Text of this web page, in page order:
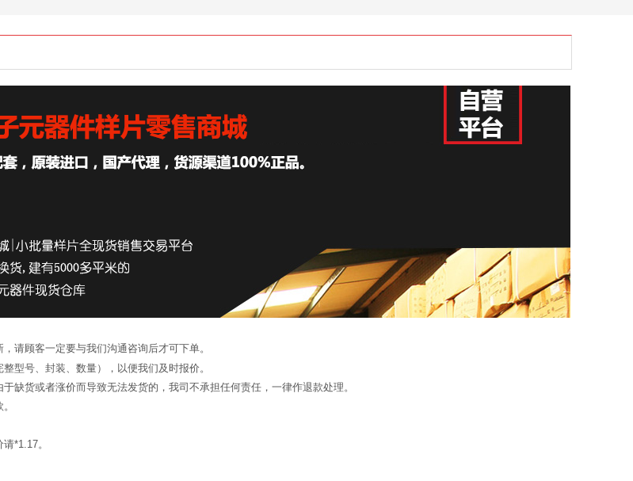
请顾客一定要与我们沟通咨询后才可下单。
型号、封装、数量），以便我们及时报价。
缺货或者涨价而导致无法发货的，我司不承担任何责任，一律作退款处理。
*1.17。